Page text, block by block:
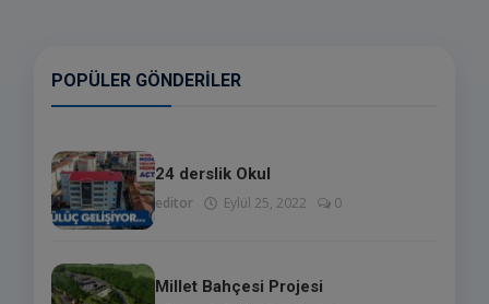
POPÜLER GÖNDERILER
24 derslik Okul
editor Eylül 25, 2022 0
Millet Bahçesi Projesi